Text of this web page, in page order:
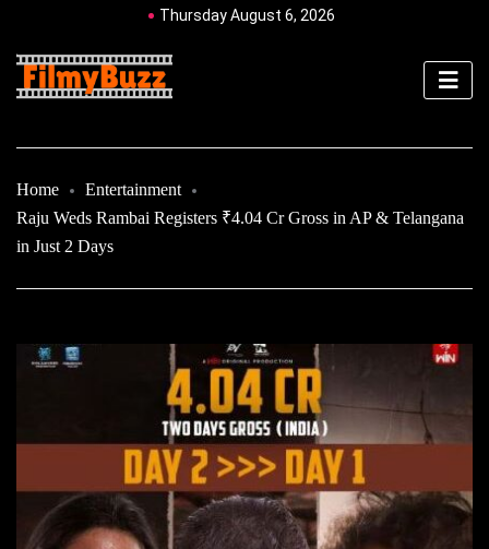
Thursday August 6, 2026
Home
Entertainment
Raju Weds Rambai Registers ₹4.04 Cr Gross in AP & Telangana
in Just 2 Days